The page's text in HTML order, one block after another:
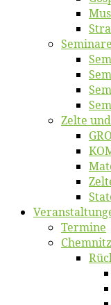
Se­mi­na­re
Zel­te
Ter­mi­ne